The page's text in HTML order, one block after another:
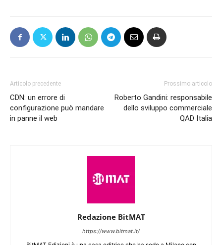
Articolo precedente
CDN: un errore di
configurazione può mandare
in panne il web
Prossimo articolo
Roberto Gandini: responsabile
dello sviluppo commerciale
QAD Italia
Redazione BitMAT
https://www.bitmat.it/